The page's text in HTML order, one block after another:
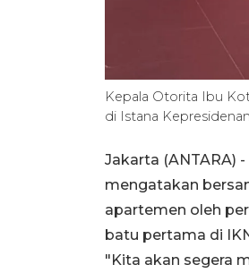
Kepala Otorita Ibu
di Istana
Jakarta (ANTARA)
mengatakan
apartemen oleh
batu pertama di
"Kita akan segera